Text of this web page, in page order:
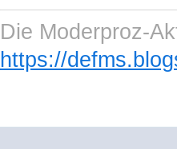
Die Moderproz-
https://